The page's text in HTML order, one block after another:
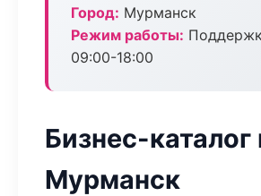
Город: Мурманск
Режим работы:
09:00-18:00
Бизнес-каталог
Мурманск